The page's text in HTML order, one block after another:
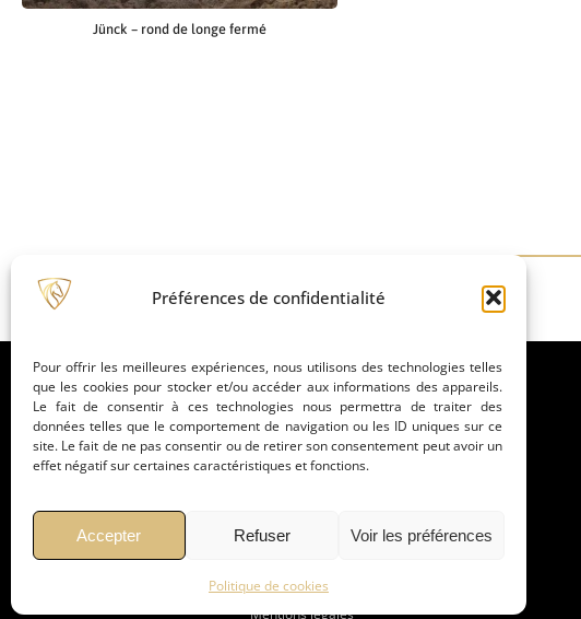
Préférences de confidentialité
Pour offrir les meilleures expériences, nous utilisons des technologies telles
que les cookies pour stocker et/ou accéder aux informations des appareils.
Le fait de consentir à ces technologies nous permettra de traiter des
données telles que le comportement de navigation ou les ID uniques sur ce
site. Le fait de ne pas consentir ou de retirer son consentement peut avoir un
effet négatif sur certaines caractéristiques et fonctions.
Accepter Refuser Voir les préférences
Politique de cookies
Jünck – rond de longe fermé
La marque Partenaires
Mentions légales